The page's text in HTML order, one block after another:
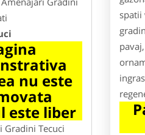
nu este
este liber
Gradini Tecuci
spatii